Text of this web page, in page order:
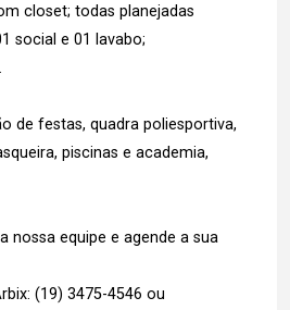
closet; todas planejadas
social e 01 lavabo;
de festas, quadra poliesportiva,
piscinas e academia,
nossa equipe e agende a sua
(19) 3475-4546 ou